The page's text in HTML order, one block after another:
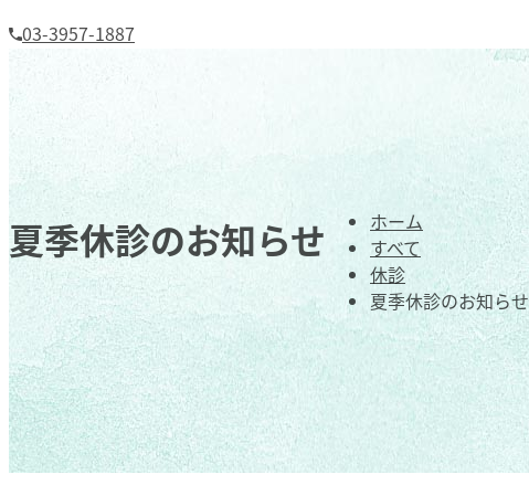
03-3957-1887
夏季休診のお知らせ
ホーム
すべて
休診
夏季休診のお知らせ